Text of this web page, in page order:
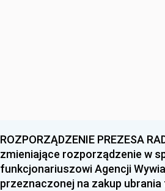
ROZPORZĄDZENIE PREZESA
zmieniające rozporządzenie w
funkcjonariuszowi Agencji
przeznaczonej na zakup